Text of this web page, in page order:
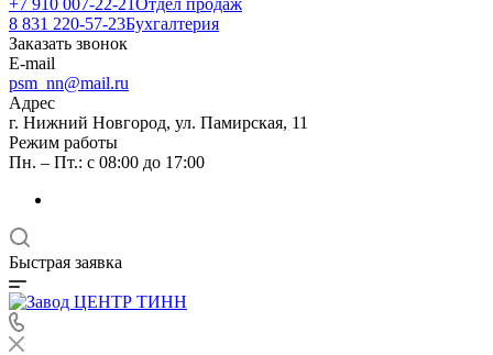
+7 910 007-22-21Отдел продаж
8 831 220-57-23Бухгалтерия
Заказать звонок
E-mail
psm_nn@mail.ru
Адрес
г. Нижний Новгород, ул. Памирская, 11
Режим работы
Пн. – Пт.: с 08:00 до 17:00
Быстрая заявка